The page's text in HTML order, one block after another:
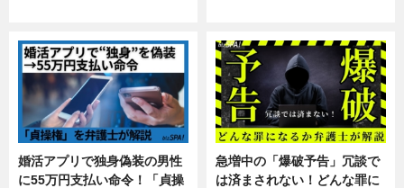
婚活アプリで独身偽装の男性
に55万円支払い命令！「貞操
急増中の「爆破予告」冗談で
は済まされない！どんな罪に